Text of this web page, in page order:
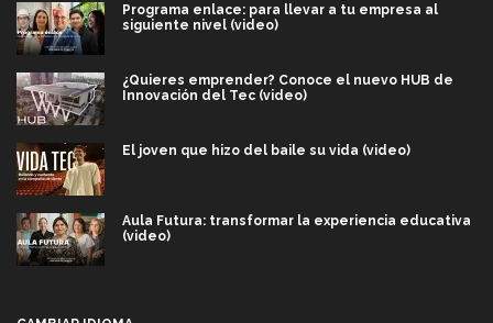
Programa enlace: para llevar a tu empresa al
siguiente nivel (video)
¿Quieres emprender? Conoce el nuevo HUB de
Innovación del Tec (video)
El joven que hizo del baile su vida (video)
Aula Futura: transformar la experiencia educativa
(video)